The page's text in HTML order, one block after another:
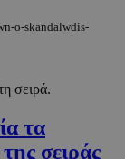
o-skandalwdis-
σειρά.
τα
σειράς